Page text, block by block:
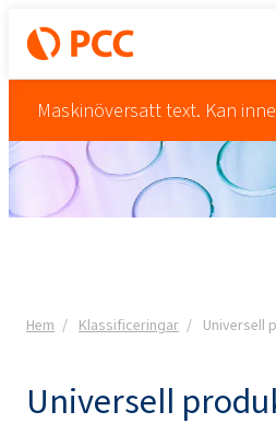
Maskinöversatt text. Kan
Hem Klassificeringar Universell
Universell